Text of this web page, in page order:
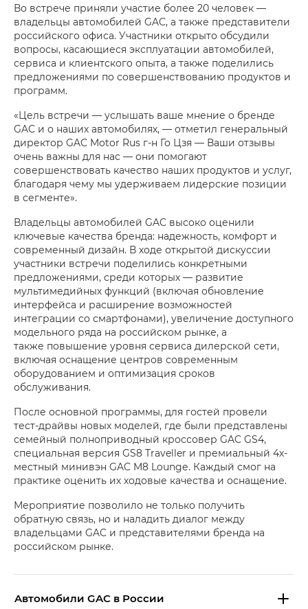
Во встрече приняли участие более 20 человек —
владельцы автомобилей GAC, а также представители
российского офиса. Участники открыто обсудили
вопросы, касающиеся эксплуатации автомобилей,
сервиса и клиентского опыта, а также поделились
предложениями по совершенствованию продуктов и
программ.
«Цель встречи — услышать ваше мнение о бренде
GAC и о наших автомобилях, — отметил генеральный
директор GAC Motor Rus г-н Го Цзя — Ваши отзывы
очень важны для нас — они помогают
совершенствовать качество наших продуктов и услуг,
благодаря чему мы удерживаем лидерские позиции
в сегменте».
Владельцы автомобилей GAC высоко оценили
ключевые качества бренда: надежность, комфорт и
современный дизайн. В ходе открытой дискуссии
участники встречи поделились конкретными
предложениями, среди которых — развитие
мультимедийных функций (включая обновление
интерфейса и расширение возможностей
интеграции со смартфонами), увеличение доступного
модельного ряда на российском рынке, а
также повышение уровня сервиса дилерской сети,
включая оснащение центров современным
оборудованием и оптимизация сроков
обслуживания.
После основной программы, для гостей провели
тест-драйвы новых моделей, где были представлены
семейный полноприводный кроссовер GAC GS4,
специальная версия GS8 Traveller и премиальный 4х-
местный минивэн GAC M8 Loungе. Каждый смог на
практике оценить их ходовые качества и оснащение.
Мероприятие позволило не только получить
обратную связь, но и наладить диалог между
владельцами GAC и представителями бренда на
российском рынке.
Aвтомобили GAC в России